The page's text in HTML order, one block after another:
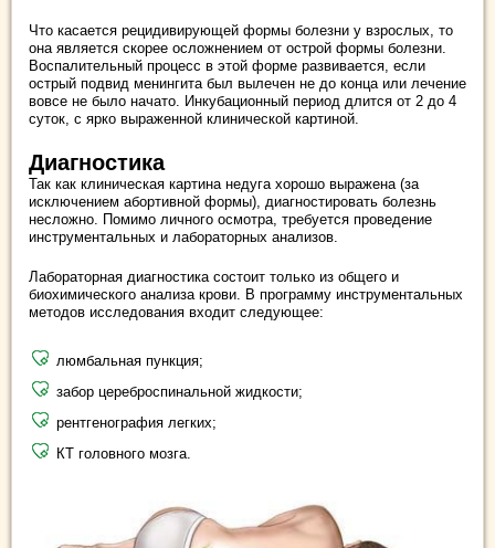
Что касается рецидивирующей формы болезни у взрослых, то
она является скорее осложнением от острой формы болезни.
Воспалительный процесс в этой форме развивается, если
острый подвид менингита был вылечен не до конца или лечение
вовсе не было начато. Инкубационный период длится от 2 до 4
суток, с ярко выраженной клинической картиной.
Диагностика
Так как клиническая картина недуга хорошо выражена (за
исключением абортивной формы), диагностировать болезнь
несложно. Помимо личного осмотра, требуется проведение
инструментальных и лабораторных анализов.
Лабораторная диагностика состоит только из общего и
биохимического анализа крови. В программу инструментальных
методов исследования входит следующее:
люмбальная пункция;
забор цереброспинальной жидкости;
рентгенография легких;
КТ головного мозга.